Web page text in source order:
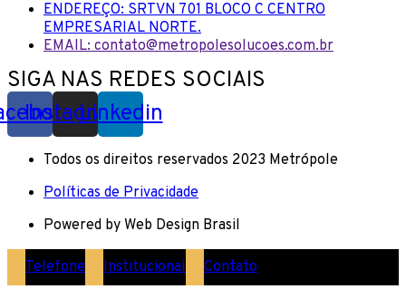
ENDEREÇO: SRTVN 701 BLOCO C CENTRO
EMPRESARIAL NORTE.
EMAIL: contato@metropolesolucoes.com.br
SIGA NAS REDES SOCIAIS
Instagram
Linkedin
Todos os direitos reservados 2023 Metrópole
Políticas de Privacidade
Powered by Web Design Brasil
Telefone Institucional Contato